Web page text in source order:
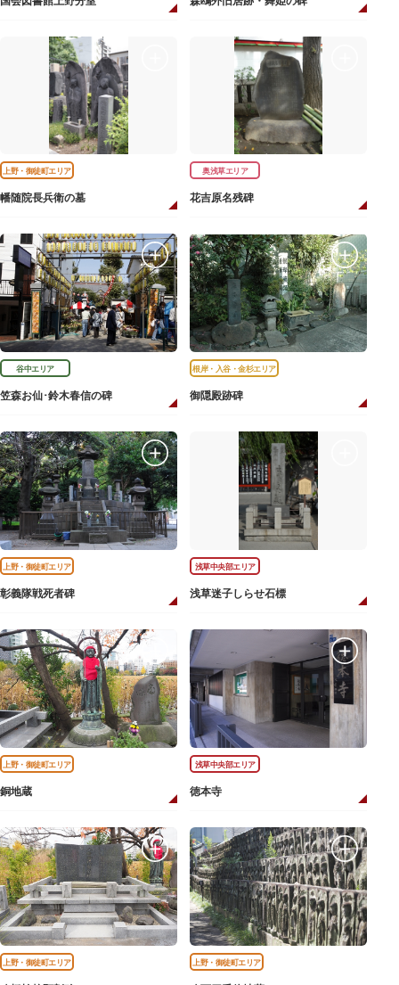
上野・御徒町エリア
幡随院長兵衛の墓
奥浅草エリア
花吉原名残碑
谷中エリア
笠森お仙･鈴木春信の碑
根岸・入谷・金杉エリア
御隠殿跡碑
上野・御徒町エリア
彰義隊戦死者碑
浅草中央部エリア
浅草迷子しらせ石標
上野・御徒町エリア
銅地蔵
浅草中央部エリア
徳本寺
上野・御徒町エリア 上野・御徒町エリア